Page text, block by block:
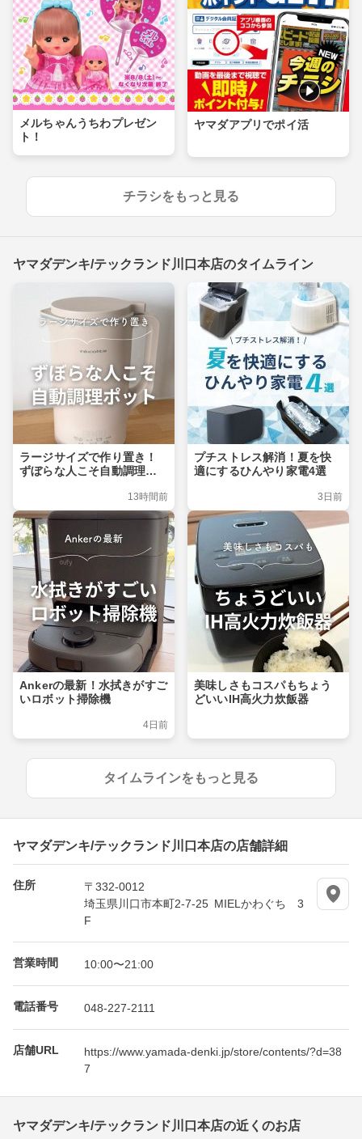
メルちゃんうちわプレゼン
ト！
ヤマダアプリでポイ活
チラシをもっと見る
ヤマダデンキ/テックランド川口本店のタイムライン
ラージサイズで作り置き！
ずぼらな人こそ自動調理ポ
13時間前
プチストレス解消！夏を快
適にするひんやり家電4選
3日前
Ankerの最新！水拭きがすご
いロボット掃除機
4日前
美味しさもコスパもちょう
どいいIH高火力炊飯器
タイムラインをもっと見る
ヤマダデンキ/テックランド川口本店の店舗詳細
住所
〒332-0012
埼玉県川口市本町2-7-25 MIELかわぐち 3
F
営業時間 10:00〜21:00
電話番号 048-227-2111
店舗URL
https://www.yamada-denki.jp/store/contents/?d=38
7
ヤマダデンキ/テックランド川口本店の近くのお店